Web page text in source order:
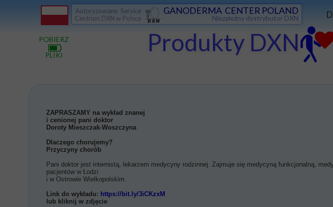
ZAPRASZAMY na wykład znanej
i cenionej pani doktor
Doroty Mieszczak-Woszczyna
Dlaczego chorujemy?
Przyczyny chorób
Pani doktor jest internistą, lekarzem medycyny rodzinnej. Zajmuje się medycyną funkcjonalną,
pacjentów w Łodzi
i w Ostrowie Wielkopolskim.
Link do wykładu: https://bit.ly/3iCKzxM
lub kliknij w zdjęcie
Niezależny dystrybutor DXN
Autoryzowane Service
Centrum DXN w Polsce
GANODERMA CENTER POLAND
POBIERZ
PLIKI
Produkty DXN